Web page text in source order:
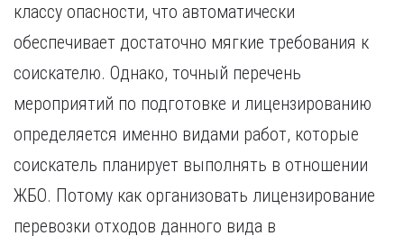
классу опасности, что автоматически
обеспечивает достаточно мягкие требования к
соискателю. Однако, точный перечень
мероприятий по подготовке и лицензированию
определяется именно видами работ, которые
соискатель планирует выполнять в отношении
ЖБО. Потому как организовать лицензирование
перевозки отходов данного вида в